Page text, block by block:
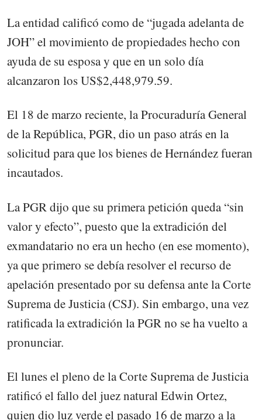
La entidad calificó como de “jugada adelanta de
JOH” el movimiento de propiedades hecho con
ayuda de su esposa y que en un solo día
alcanzaron los US$2,448,979.59.
El 18 de marzo reciente, la Procuraduría General
de la República, PGR, dio un paso atrás en la
solicitud para que los bienes de Hernández fueran
incautados.
La PGR dijo que su primera petición queda “sin
valor y efecto”, puesto que la extradición del
exmandatario no era un hecho (en ese momento),
ya que primero se debía resolver el recurso de
apelación presentado por su defensa ante la Corte
Suprema de Justicia (CSJ). Sin embargo, una vez
ratificada la extradición la PGR no se ha vuelto a
pronunciar.
El lunes el pleno de la Corte Suprema de Justicia
ratificó el fallo del juez natural Edwin Ortez,
quien dio luz verde el pasado 16 de marzo a la